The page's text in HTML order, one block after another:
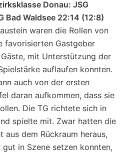
Donau: JSG
Bad Waldsee 22:14 (12:8)
waren die Rollen von
favorisierten Gastgeber
mit Unterstützung der
auflaufen konnten.
auch von der ersten
daran aufkommen, dass sie
Die TG richtete sich in
spielte mit. Zwar hatten die
aus dem Rückraum heraus,
in Szene setzen konnten,